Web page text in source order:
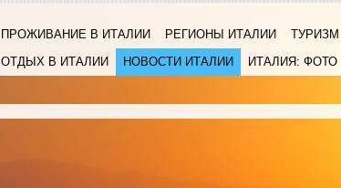
ПРОЖИВАНИЕ В ИТАЛИИ РЕГИОНЫ ИТАЛИИ
ОТДЫХ В ИТАЛИИ
НОВОСТИ ИТАЛИИ ИТАЛИЯ: ФОТО